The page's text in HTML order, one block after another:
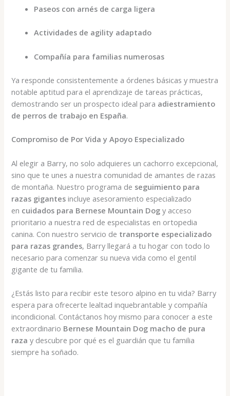
Paseos con arnés de carga ligera
Actividades de agility adaptado
Compañía para familias numerosas
Ya responde consistentemente a órdenes básicas y muestra
notable aptitud para el aprendizaje de tareas prácticas,
demostrando ser un prospecto ideal para adiestramiento
de perros de trabajo en España.
Compromiso de Por Vida y Apoyo Especializado
Al elegir a Barry, no solo adquieres un cachorro excepcional,
sino que te unes a nuestra comunidad de amantes de razas
de montaña. Nuestro programa de seguimiento para
razas gigantes incluye asesoramiento especializado
en cuidados para Bernese Mountain Dog y acceso
prioritario a nuestra red de especialistas en ortopedia
canina. Con nuestro servicio de transporte especializado
para razas grandes, Barry llegará a tu hogar con todo lo
necesario para comenzar su nueva vida como el gentil
gigante de tu familia.
¿Estás listo para recibir este tesoro alpino en tu vida? Barry
espera para ofrecerte lealtad inquebrantable y compañía
incondicional. Contáctanos hoy mismo para conocer a este
extraordinario Bernese Mountain Dog macho de pura
raza y descubre por qué es el guardián que tu familia
siempre ha soñado.